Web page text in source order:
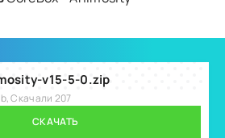
v15-5-0.zip
Скачали 207
СКАЧАТЬ